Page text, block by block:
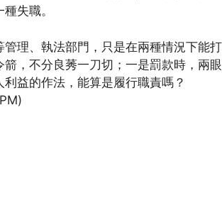
失職。
管理、執法部門，只是在兩種情況下能
箭，不分良莠一刀切；一是罰款時，兩
益的作法，能算是履行職責嗎？